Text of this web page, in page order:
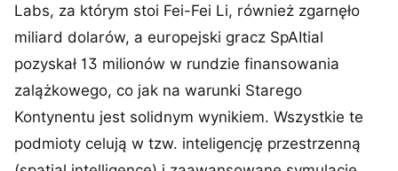
Labs, za którym stoi Fei-Fei Li, również zgarnęło
miliard dolarów, a europejski gracz SpAItial
pozyskał 13 milionów w rundzie finansowania
zalążkowego, co jak na warunki Starego
Kontynentu jest solidnym wynikiem. Wszystkie te
podmioty celują w tzw. inteligencję przestrzenną